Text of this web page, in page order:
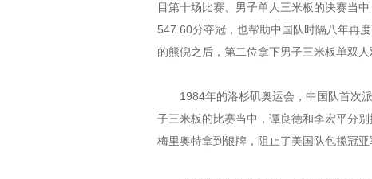
目第十场比赛、男子单人三米板的决赛当
547.60分夺冠，也帮助中国队时隔八年再
的熊倪之后，第二位拿下男子三米板单双人
1984年的洛杉矶奥运会，中国队首次派
子三米板的比赛当中，谭良德和李宏平分
梅里奥特拿到银牌，阻止了美国队包揽冠亚